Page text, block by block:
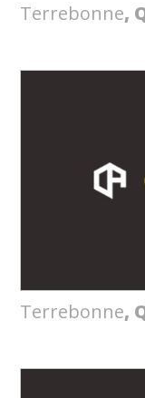
Terrebonne,
Terrebonne,